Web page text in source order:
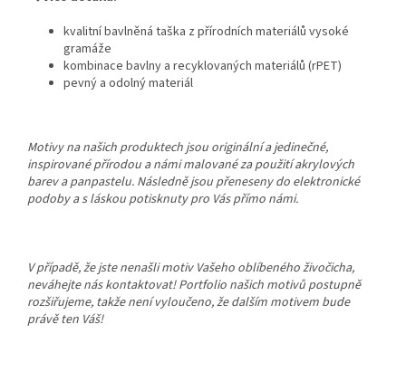
kvalitní bavlněná taška z přírodních materiálů vysoké
gramáže
kombinace bavlny a recyklovaných materiálů (rPET)
pevný a odolný materiál
Motivy na našich produktech jsou originální a jedinečné,
inspirované přírodou a námi malované za použití akrylových
barev a panpastelu. Následně jsou přeneseny do elektronické
podoby a s láskou potisknuty pro Vás přímo námi.
V případě, že jste nenašli motiv Vašeho oblíbeného živočicha,
neváhejte nás kontaktovat! Portfolio našich motivů postupně
rozšiřujeme, takže není vyloučeno, že dalším motivem bude
právě ten Váš!